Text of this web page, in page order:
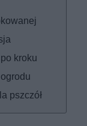
kroku
pszczół